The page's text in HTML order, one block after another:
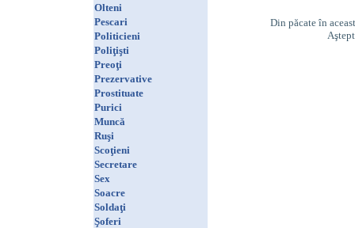
Olteni
Pescari
Politicieni
Poliţişti
Preoţi
Prezervative
Prostituate
Purici
Muncă
Ruşi
Scoţieni
Secretare
Sex
Soacre
Soldaţi
Şoferi
Din păcate în